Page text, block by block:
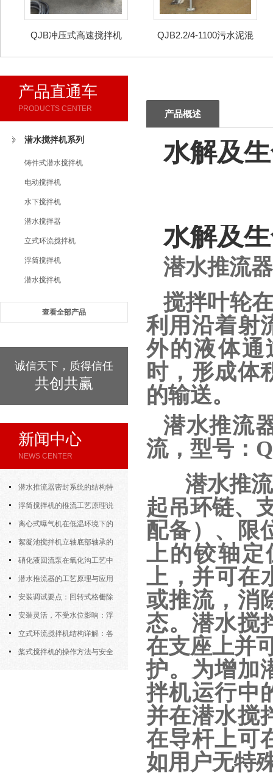
QJB冲压式高速搅拌机
QJB2.2/4-1100污水泥混
产品直通车
PRODUCTS CENTER
潜水搅拌机系列
铸件式潜水搅拌机
电动搅拌机
水下搅拌机
潜水搅拌器
立式环流搅拌机
浮筒搅拌机
潜水搅拌机
查看全部产品
诚信天下，质得信任
共创共赢
新闻中心
NEWS CENTER
潜水推流器密封系统的结构特
点与渗漏故障处理
浮筒搅拌机的推流工艺原理说
明 离心式曝气机在低温环境下的
运行特性与防冻措施
絮凝池搅拌机立轴底部轴承的
密封防水与免维护设计
硝化液回流泵在氧化沟工艺中
的布置位置对回流效果的影响
潜水推流器的工艺原理与应用
逻辑安装调试要点：回转式格栅除
污机的土建配合要求与水平度校准
安装灵活，不受水位影响：浮
筒式曝气机的结构优势与适用场景
立式环流搅拌机结构详解：各
部件的功能与协同
桨式搅拌机的操作方法与安全
产品概述
水解及
水解及
潜水推流
搅拌叶轮
利用沿着射
外的液体通
时，形成体
的输送。
潜水推流
流，型号：
潜水推流
起吊环链、
配备）、限
上的铰轴定
上，并可在
或推流，消
态。潜水搅
在支座上并
护。为增加
拌机运行中
并在潜水搅
在导杆上可
如用户无特